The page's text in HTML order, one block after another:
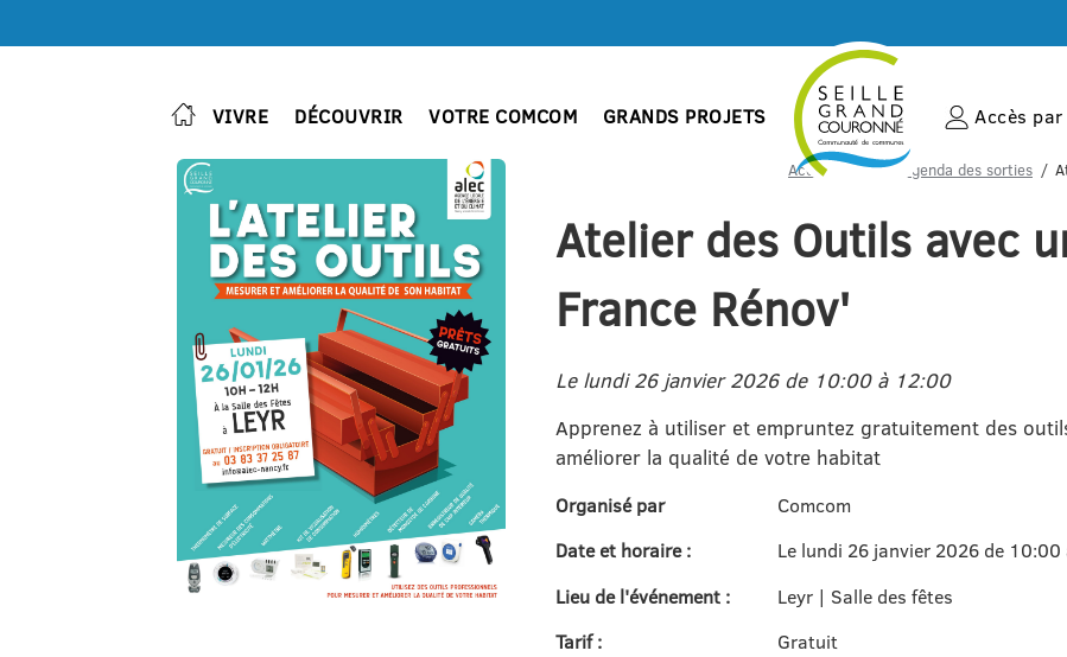
VIVRE DÉCOUVRIR VOTRE COMCOM GRANDS PROJETS Accès
Accueil Votre agenda des sorties
Atelier des Outils avec
France Rénov'
Le lundi 26 janvier 2026 de 10:00 à 12:00
Apprenez à utiliser et empruntez gratuitement des
améliorer la qualité de votre habitat
Organisé par
Comcom
Date et horaire :
Le lundi 26 janvier 2026 de
Lieu de l'événement :
Leyr | Salle des fêtes
Tarif :
Gratuit